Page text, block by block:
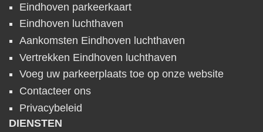
Eindhoven parkeerkaart
Eindhoven luchthaven
Aankomsten Eindhoven luchthaven
Vertrekken Eindhoven luchthaven
Voeg uw parkeerplaats toe op onze website
Contacteer ons
Privacybeleid
DIENSTEN